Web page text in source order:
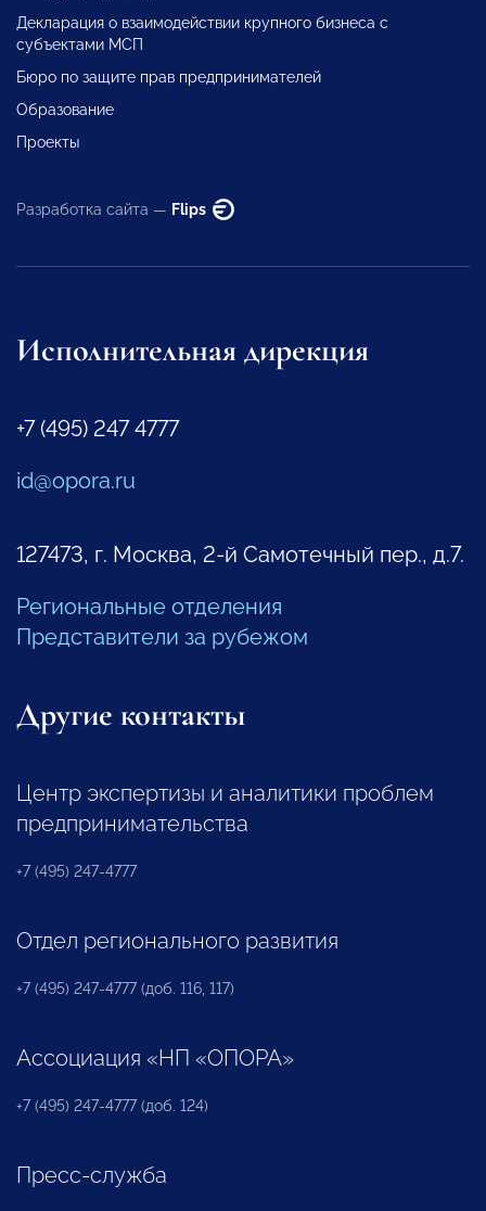
Декларация о взаимодействии крупного бизнеса с
субъектами МСП
Бюро по защите прав предпринимателей
Образование
Проекты
Разработка сайта — Flips
Исполнительная дирекция
+7 (495) 247 4777
id@opora.ru
127473, г. Москва, 2-й Самотечный пер., д.7.
Региональные отделения
Представители за рубежом
Другие контакты
Центр экспертизы и аналитики проблем
предпринимательства
+7 (495) 247-4777
Отдел регионального развития
+7 (495) 247-4777 (доб. 116, 117)
Ассоциация «НП «ОПОРА»
+7 (495) 247-4777 (доб. 124)
Пресс-служба